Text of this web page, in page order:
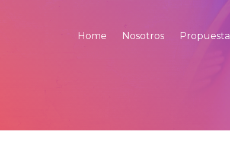
Home Nosotros Propuesta